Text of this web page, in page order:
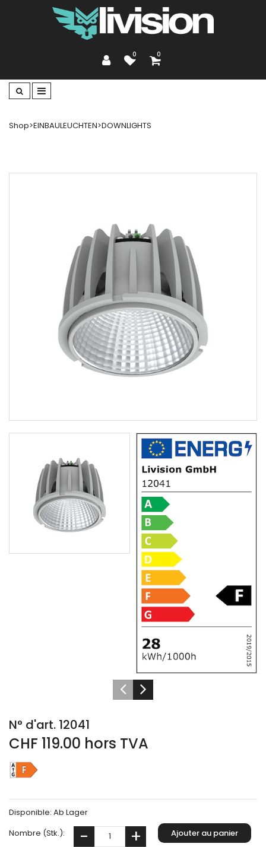
0 0
Shop>EINBAULEUCHTEN>DOWNLIGHTS
N° d'art. 12041
CHF 119.00 hors TVA
Disponible: Ab Lager
Nombre (Stk.):